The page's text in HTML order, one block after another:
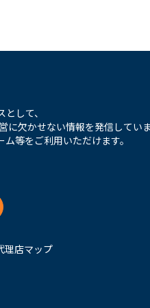
して、
に欠かせない情報を発信してい
等をご利用いただけます。
理店マップ